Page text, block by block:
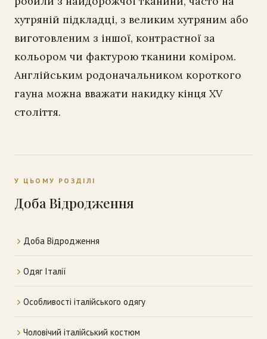
хутряній підкладці, з великим хутряним або
виготовленим з іншої, контрастної за
кольором чи фактурою тканини коміром.
Англійським родоначальником короткого
гауна можна вважати накидку кінця XV
століття.
У ЦЬОМУ РОЗДІЛІ
Доба Відродження
Доба Відродження
Одяг Італії
Особливості італійського одягу
Чоловічий італійський костюм